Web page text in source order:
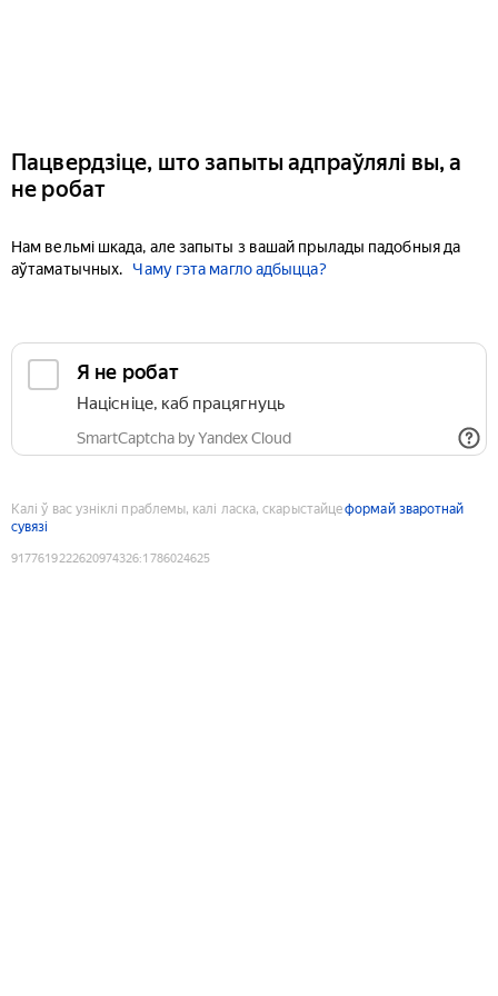
Пацвердзіце, што запыты адпраўлялі вы, а
не робат
Нам вельмі шкада, але запыты з вашай прылады падобныя да
аўтаматычных.
Чаму гэта магло адбыцца?
Я не робат
Націсніце, каб працягнуць
SmartCaptcha by Yandex Cloud
Калі ў вас узніклі праблемы, калі ласка, скарыстайцеформай зваротнай
сувязі
9177619222620974326:1786024625